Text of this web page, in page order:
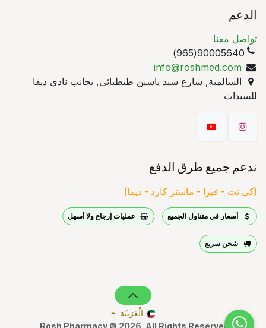
الدعم
تواصل معنا
90005640(965)
info@roshmed.com
السالمية, شارع سيد ياسين طبطبائي, بجانب نادي ديفا
للسيدات
ندعم جميع طرق الدفع
(كي نت - فيزا - ماستر كارد - ديما)
أسعار في متناول الجميع عمليات إرجاع ولا أسهل
شحن سريع
Rosh Pharmacy © 2026. All Rights Reserved
الْعَرَبيّة